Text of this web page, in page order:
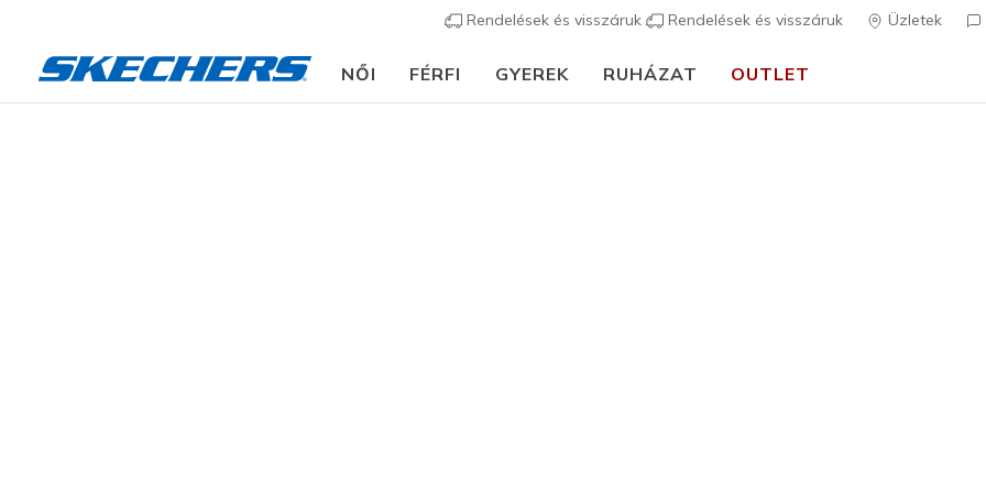
Rendelések és visszáruk Rendelések és visszáruk Üzletek
NŐI FÉRFI GYEREK RUHÁZAT OUTLET